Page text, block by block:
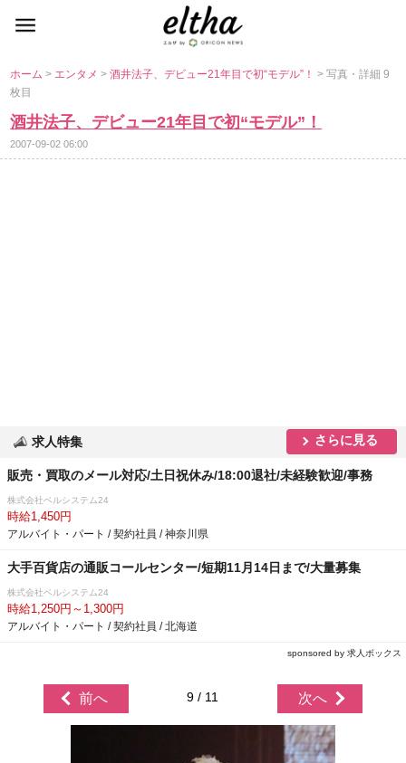
ホーム> エンタメ>酒井法子、デビュー21年目で初“モデル”！> 写真・詳細 9
枚目
酒井法子、デビュー21年目で初“モデル”！
2007-09-02 06:00
求人特集 さらに見る
販売・買取のメール対応/土日祝休み/18:00退社/未経験歓迎/事務
株式会社ベルシステム24
時給1,450円
アルバイト・パート / 契約社員 / 神奈川県
大手百貨店の通販コールセンター/短期11月14日まで/大量募集
株式会社ベルシステム24
時給1,250円～1,300円
アルバイト・パート / 契約社員 / 北海道
sponsored by 求人ボックス
前へ 9 / 11 次へ